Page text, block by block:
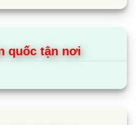
số lượng vừa phải vào
áo
rộng hơn cho phép bạn
quốc tận nơi